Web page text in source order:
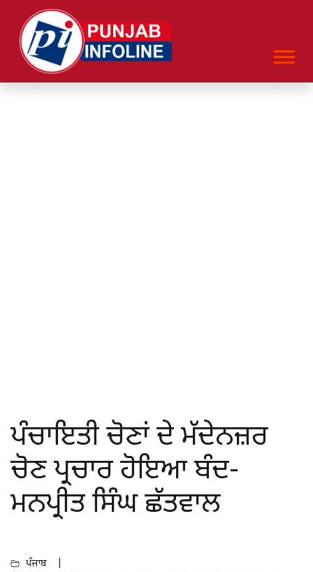
ਪੰਚਾਇਤੀ ਚੋਣਾਂ ਦੇ ਮੱਦੇਨਜ਼ਰ
ਚੋਣ ਪ੍ਰਚਾਰ ਹੋਇਆ ਬੰਦ-
ਮਨਪ੍ਰੀਤ ਸਿੰਘ ਛੱਤਵਾਲ
ਪੰਜਾਬ